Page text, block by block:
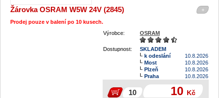
+
Žárovka OSRAM W5W 24V (2845)
Prodej pouze v balení po 10 kusech.
Výrobce:
OSRAM
Dostupnost:
SKLADEM
k odeslání
10.8.2026
Most
10.8.2026
Plzeň
10.8.2026
Praha
10.8.2026
10 Kč